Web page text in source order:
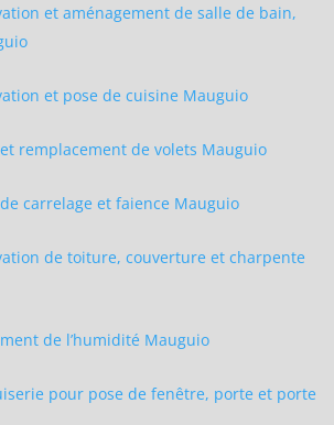
et aménagement de salle de bain,
et pose de cuisine Mauguio
remplacement de volets Mauguio
carrelage et faience Mauguio
de toiture, couverture et charpente
de l’humidité Mauguio
pour pose de fenêtre, porte et porte